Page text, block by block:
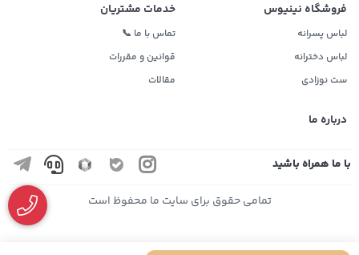
فروشگاه نینیوس
لباس پسرانه
لباس دخترانه
ست نوزادی
خدمات مشتریان
تماس با ما 📞
قوانین و مقررات
مقالات
درباره ما
با ما همراه باشید
تمامی حقوق برای سایت ما محفوظ است